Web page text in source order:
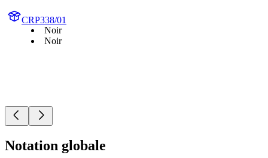
CRP338/01
Noir
Noir
Notation globale